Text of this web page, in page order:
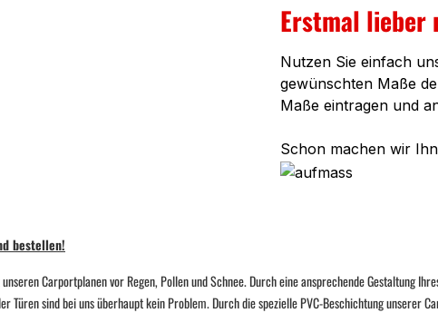
Erstmal lieber
Nutzen Sie einfach
gewünschten Maße
Maße eintragen und
Schon machen wir
bestellen!
Carportplanen vor Regen, Pollen und Schnee. Durch eine ansprechende Gestaltung
Türen sind bei uns überhaupt kein Problem. Durch die spezielle PVC-Beschichtung unserer